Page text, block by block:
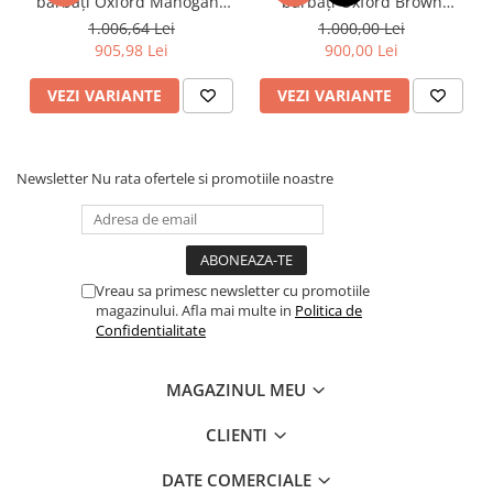
Brown – Piele Naturală,
Eleganță Clasică
1.006,64 Lei
905,98 Lei
VEZI VARIANTE
Patina
1.000,00 Lei
900,00 Lei
VEZI VARIANTE
Newsletter Nu rata ofertele si promotiile noastre
Vreau sa primesc newsletter cu promotiile
magazinului. Afla mai multe in Politica de
Confidentialitate
MAGAZINUL MEU
CLIENTI
DATE COMERCIALE